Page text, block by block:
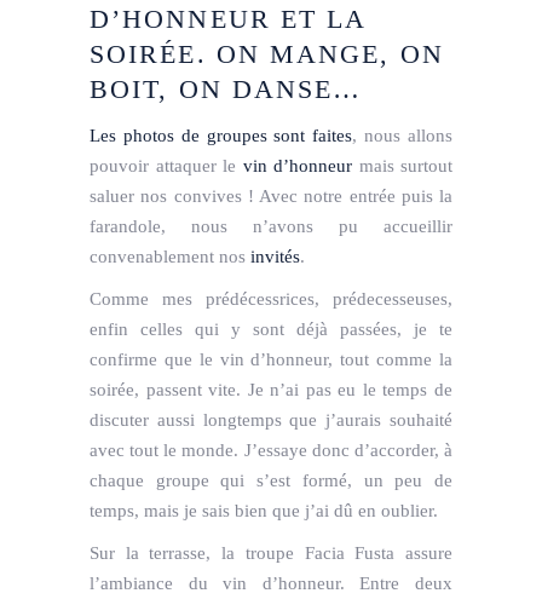
D’HONNEUR ET LA
SOIRÉE. ON MANGE, ON
BOIT, ON DANSE…
Les photos de groupes sont faites, nous allons
pouvoir attaquer le vin d’honneur mais surtout
saluer nos convives ! Avec notre entrée puis la
farandole, nous n’avons pu accueillir
convenablement nos invités.
Comme mes prédécessrices, prédecesseuses,
enfin celles qui y sont déjà passées, je te
confirme que le vin d’honneur, tout comme la
soirée, passent vite. Je n’ai pas eu le temps de
discuter aussi longtemps que j’aurais souhaité
avec tout le monde. J’essaye donc d’accorder, à
chaque groupe qui s’est formé, un peu de
temps, mais je sais bien que j’ai dû en oublier.
Sur la terrasse, la troupe Facia Fusta assure
l’ambiance du vin d’honneur. Entre deux